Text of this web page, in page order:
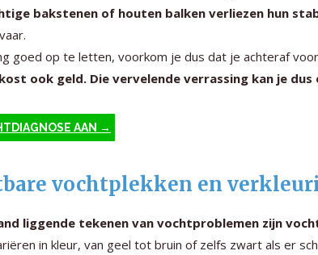
bakstenen of houten balken verliezen hun
goed op te letten, voorkom je dus dat je achteraf
ook geld. Die vervelende verrassing kan je
AAN →
vochtplekken en
liggende tekenen van vochtproblemen zijn
in kleur, van geel tot bruin of zelfs zwart als er